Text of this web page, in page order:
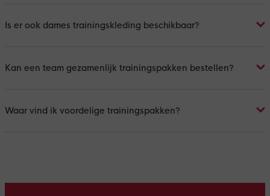
Is er ook dames trainingskleding beschikbaar?
Kan een team gezamenlijk trainingspakken bestellen?
Waar vind ik voordelige trainingspakken?